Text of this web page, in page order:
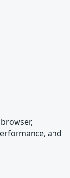
and